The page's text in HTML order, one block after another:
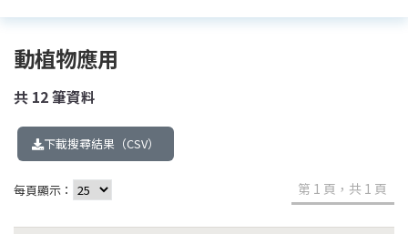
動植物應用
共 12筆資料
下載搜尋結果（CSV）
每頁顯示： 第 1 頁，共 1 頁